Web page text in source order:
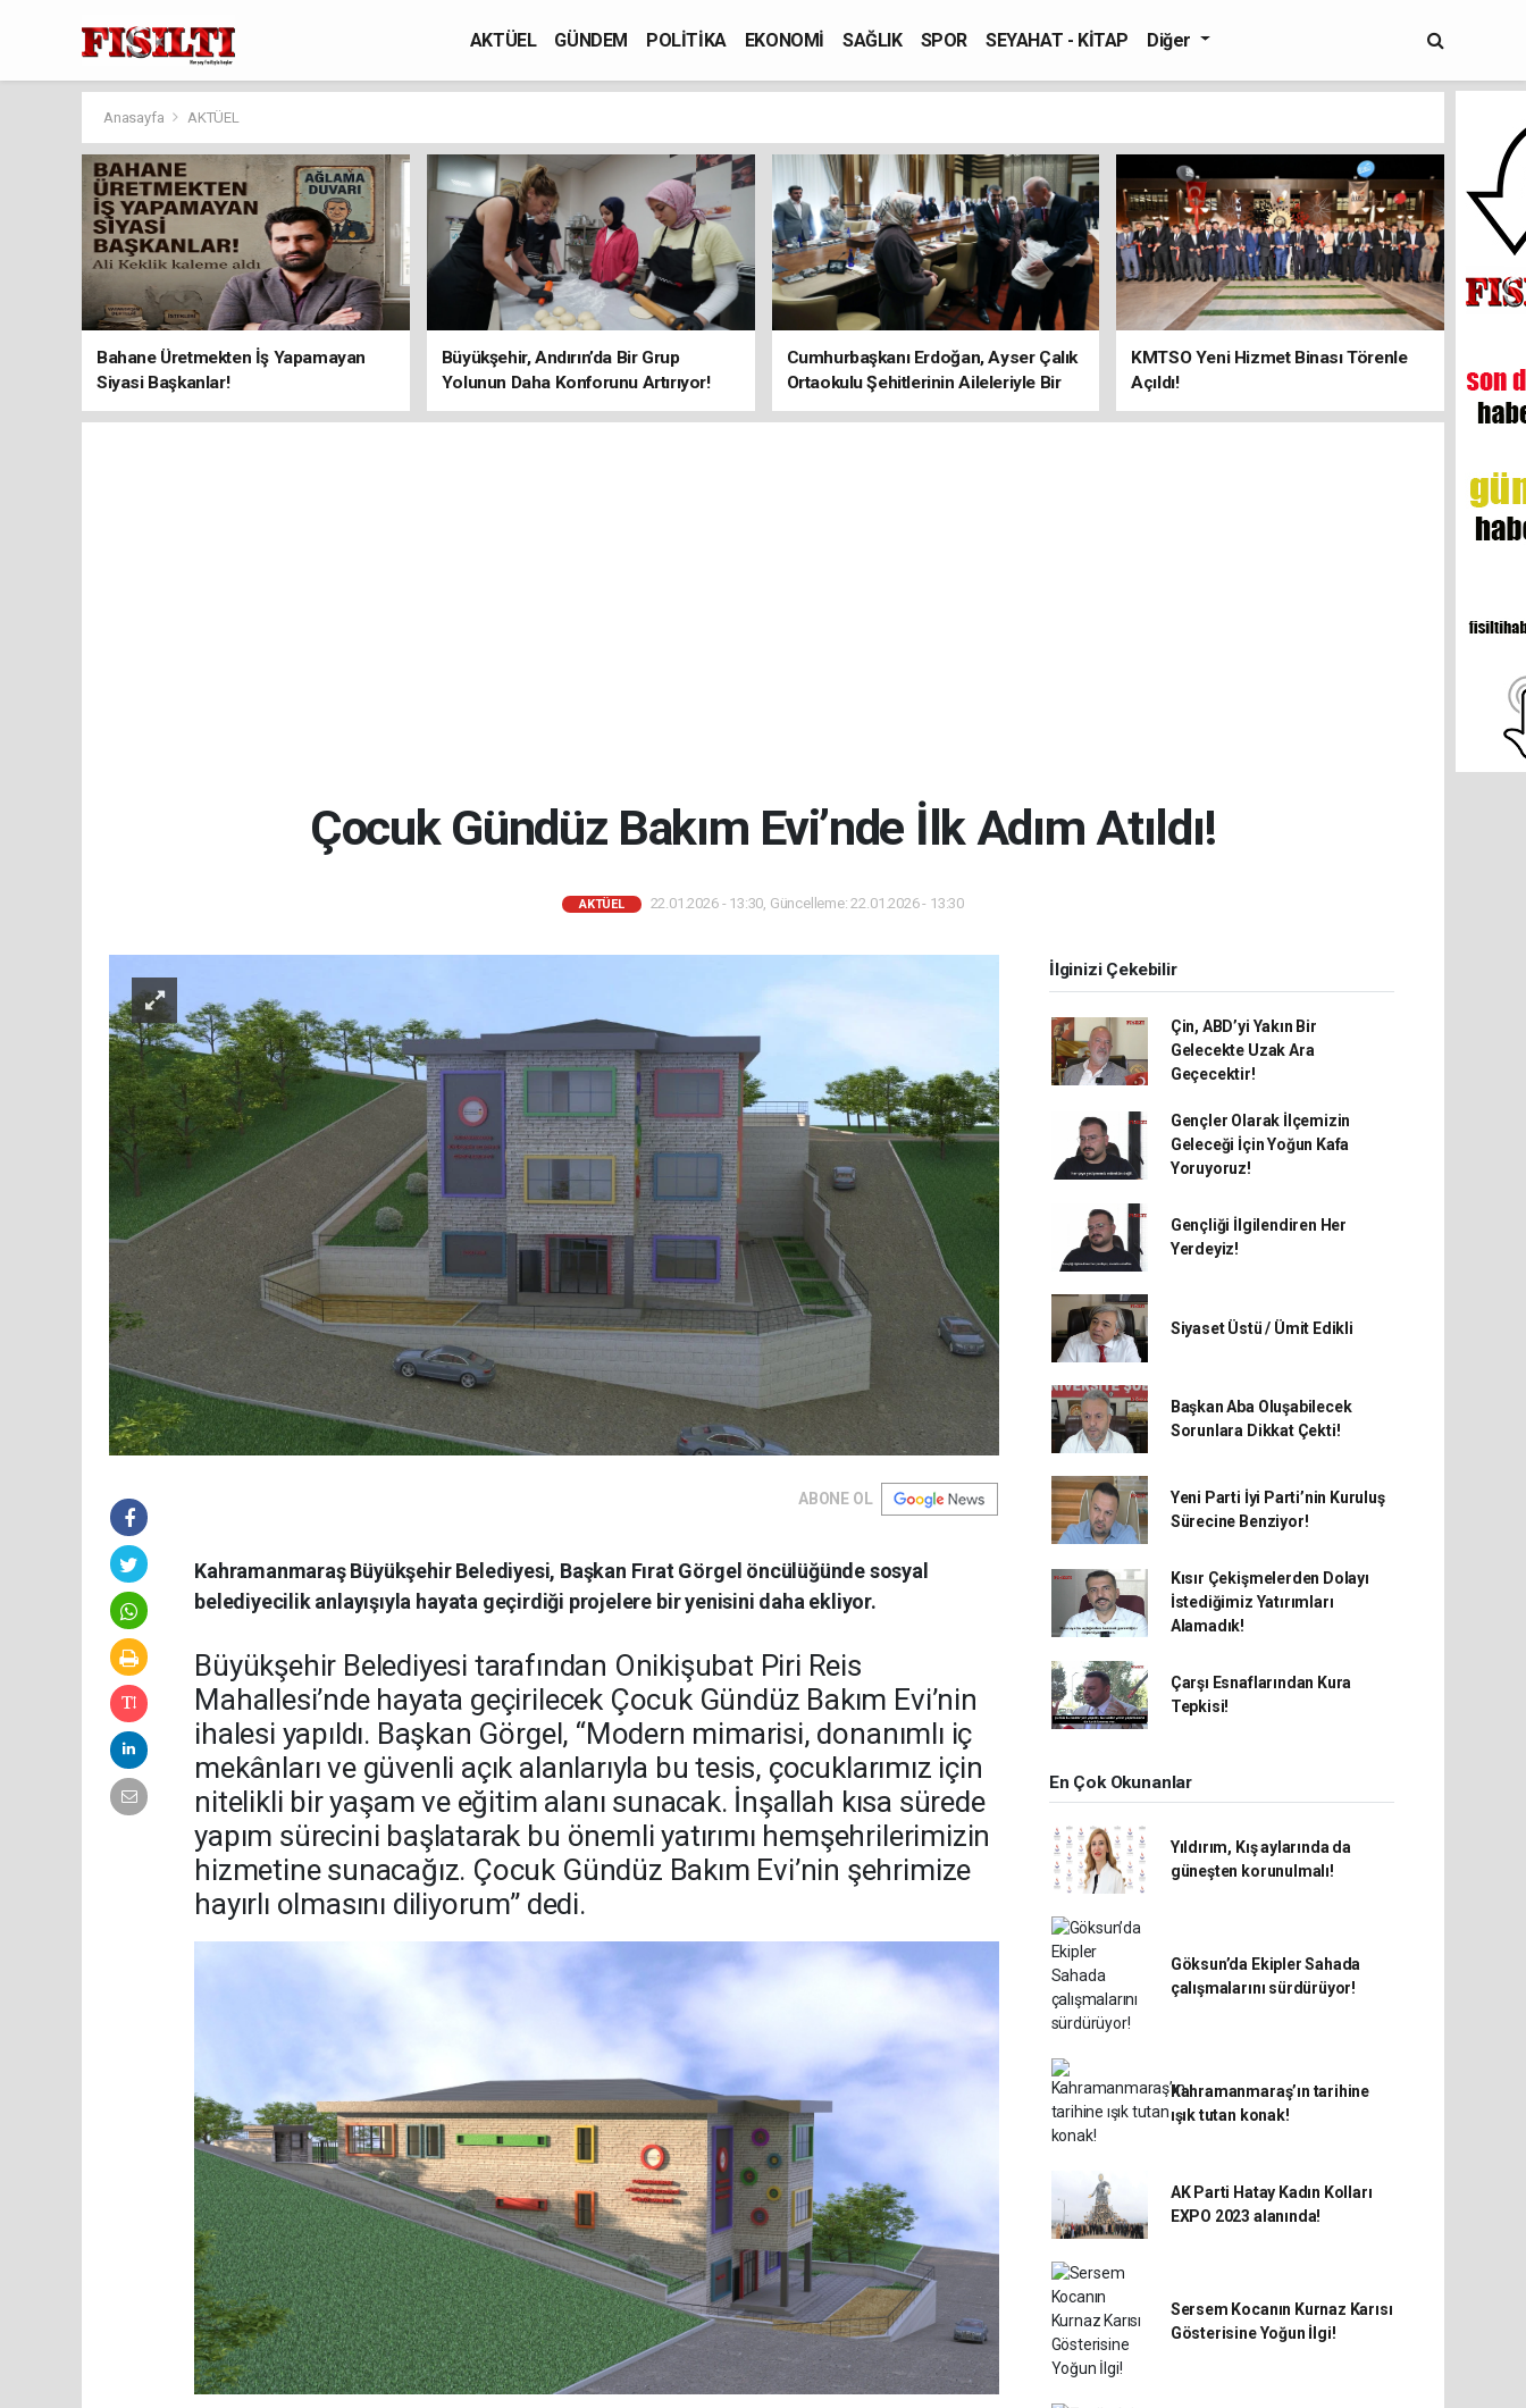
AKTÜEL GÜNDEM POLİTİKA EKONOMİ SAĞLIK SPOR SEYAHAT - KİTAP Diğer
Anasayfa AKTÜEL
Bahane Üretmekten İş Yapamayan
Siyasi Başkanlar!
Büyükşehir, Andırın’da Bir Grup
Yolunun Daha Konforunu Artırıyor!
Cumhurbaşkanı Erdoğan, Ayser Çalık
Ortaokulu Şehitlerinin Aileleriyle Bir
Araya Geldi!
KMTSO Yeni Hizmet Binası Törenle
Açıldı!
Çocuk Gündüz Bakım Evi’nde İlk Adım Atıldı!
AKTÜEL 22.01.2026 - 13:30, Güncelleme: 22.01.2026 - 13:30
ABONE OL
Kahramanmaraş Büyükşehir Belediyesi, Başkan Fırat Görgel öncülüğünde sosyal
belediyecilik anlayışıyla hayata geçirdiği projelere bir yenisini daha ekliyor.
Büyükşehir Belediyesi tarafından Onikişubat Piri Reis
Mahallesi’nde hayata geçirilecek Çocuk Gündüz Bakım Evi’nin
ihalesi yapıldı. Başkan Görgel, “Modern mimarisi, donanımlı iç
mekânları ve güvenli açık alanlarıyla bu tesis, çocuklarımız için
nitelikli bir yaşam ve eğitim alanı sunacak. İnşallah kısa sürede
yapım sürecini başlatarak bu önemli yatırımı hemşehrilerimizin
hizmetine sunacağız. Çocuk Gündüz Bakım Evi’nin şehrimize
hayırlı olmasını diliyorum” dedi.
İlginizi Çekebilir
Çin, ABD’yi Yakın Bir
Gelecekte Uzak Ara
Geçecektir!
Gençler Olarak İlçemizin
Geleceği İçin Yoğun Kafa
Yoruyoruz!
Gençliği İlgilendiren Her
Yerdeyiz!
Siyaset Üstü / Ümit Edikli
Başkan Aba Oluşabilecek
Sorunlara Dikkat Çekti!
Yeni Parti İyi Parti’nin Kuruluş
Sürecine Benziyor!
Kısır Çekişmelerden Dolayı
İstediğimiz Yatırımları
Alamadık!
Çarşı Esnaflarından Kura
Tepkisi!
En Çok Okunanlar
Yıldırım, Kış aylarında da
güneşten korunulmalı!
Göksun’da Ekipler Sahada
çalışmalarını sürdürüyor!
Kahramanmaraş’ın tarihine
ışık tutan konak!
AK Parti Hatay Kadın Kolları
EXPO 2023 alanında!
Sersem Kocanın Kurnaz Karısı
Gösterisine Yoğun İlgi!